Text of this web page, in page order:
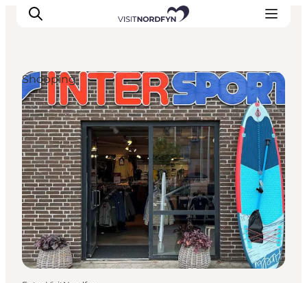
Oplev
Det sker
Spis og drik
Overnatning
Book oplevelser
For børn
Shopping